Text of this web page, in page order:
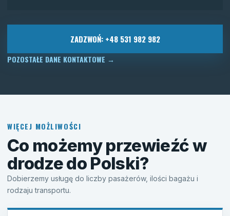
ZADZWOŃ: +48 531 982 982
POZOSTAŁE DANE KONTAKTOWE →
WIĘCEJ MOŻLIWOŚCI
Co możemy przewieźć w
drodze do Polski?
Dobierzemy usługę do liczby pasażerów, ilości bagażu i
rodzaju transportu.